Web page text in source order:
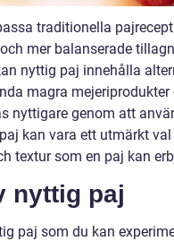
traditionella
mer balanserade
nyttig paj innehålla
magra
nyttigare genom att
kan vara ett utmärkt
textur som en paj kan
nyttig paj
paj som du kan